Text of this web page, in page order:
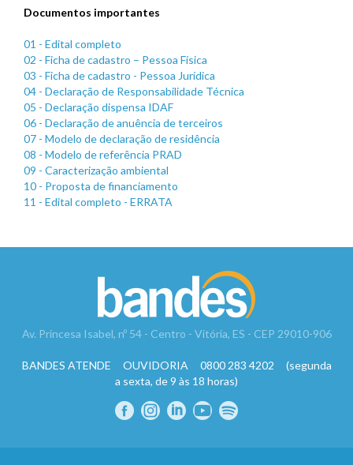
Documentos importantes
01 - Edital completo
02 - Ficha de cadastro – Pessoa Física
03 - Ficha de cadastro - Pessoa Jurídica
04 - Declaração de Responsabilidade Técnica
05 - Declaração dispensa IDAF
06 - Declaração de anuência de terceiros
07 - Modelo de declaração de residência
08 - Modelo de referência PRAD
09 - Caracterização ambiental
10 - Proposta de financiamento
11 - Edital completo - ERRATA
Av. Princesa Isabel, nº 54 - Centro - Vitória, ES - CEP 29010-906
BANDES ATENDE OUVIDORIA 0800 283 4202 (segunda
a sexta, de 9 às 18 horas)